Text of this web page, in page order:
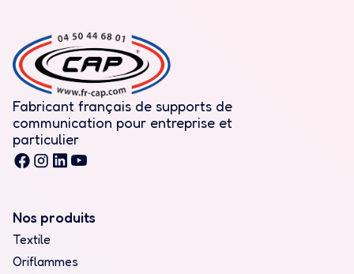
Fabricant français de supports de
communication pour entreprise et
particulier
Nos produits
Textile
Oriflammes